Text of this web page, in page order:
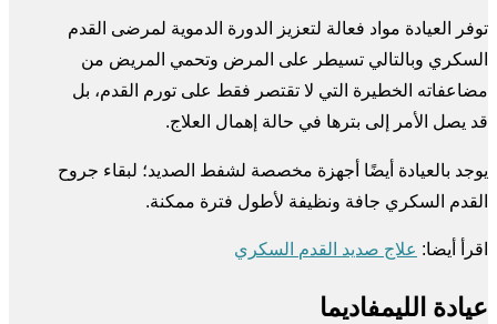
توفر العيادة مواد فعالة لتعزيز الدورة الدموية لمرضى القدم
السكري وبالتالي تسيطر على المرض وتحمي المريض من
مضاعفاته الخطيرة التي لا تقتصر فقط على تورم القدم، بل
قد يصل الأمر إلى بترها في حالة إهمال العلاج.
يوجد بالعيادة أيضًا أجهزة مخصصة لشفط الصديد؛ لبقاء جروح
القدم السكري جافة ونظيفة لأطول فترة ممكنة.
اقرأ أيضا: علاج صديد القدم السكري
عيادة الليمفاديما